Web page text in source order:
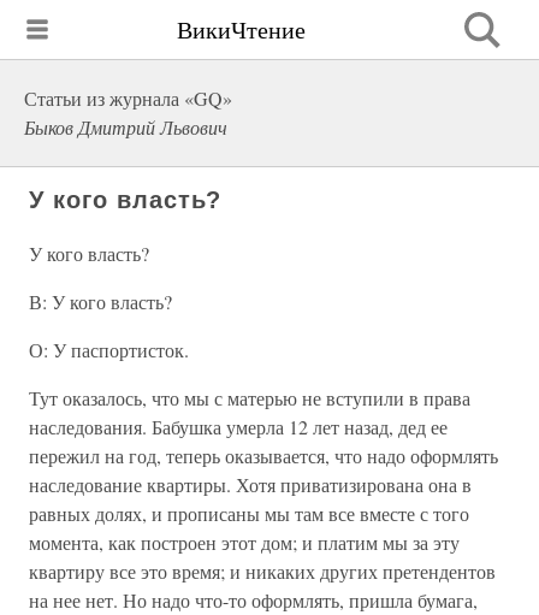
ВикиЧтение
Статьи из журнала «GQ»
Быков Дмитрий Львович
У кого власть?
У кого власть?
В: У кого власть?
О: У паспортисток.
Тут оказалось, что мы с матерью не вступили в права
наследования. Бабушка умерла 12 лет назад, дед ее
пережил на год, теперь оказывается, что надо оформлять
наследование квартиры. Хотя приватизирована она в
равных долях, и прописаны мы там все вместе с того
момента, как построен этот дом; и платим мы за эту
квартиру все это время; и никаких других претендентов
на нее нет. Но надо что-то оформлять, пришла бумага,